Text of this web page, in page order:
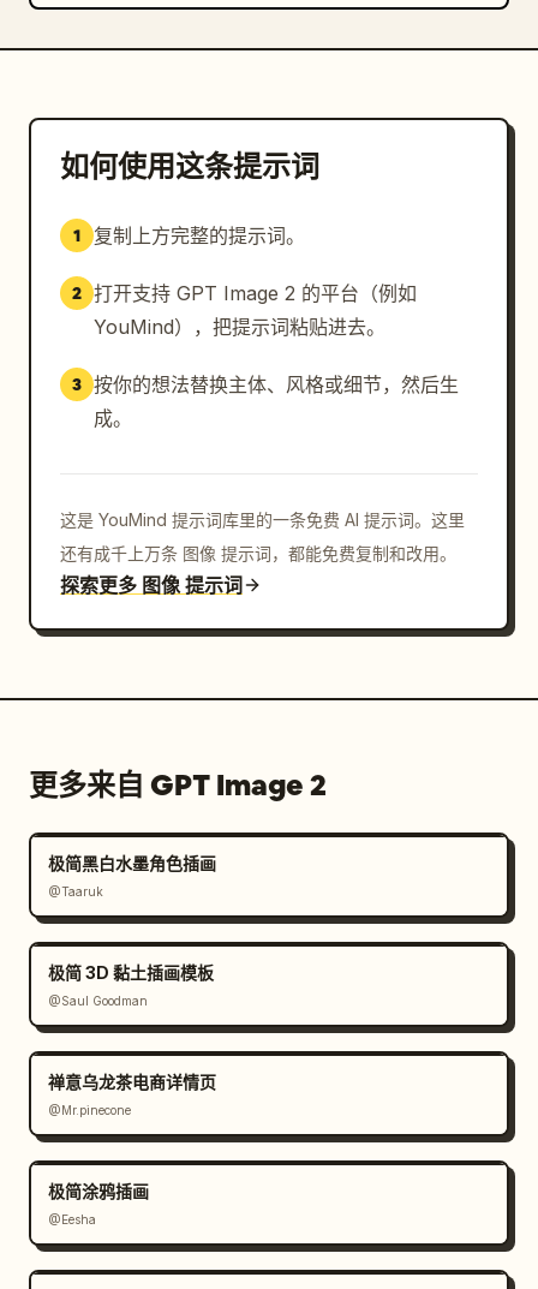
如何使用这条提示词
1 复制上方完整的提示词。
2 打开支持 GPT Image 2 的平台（例如
YouMind），把提示词粘贴进去。
3 按你的想法替换主体、风格或细节，然后生
成。
这是 YouMind 提示词库里的一条免费 AI 提示词。这里
还有成千上万条 图像 提示词，都能免费复制和改用。
探索更多 图像 提示词
更多来自 GPT Image 2
极简黑白水墨角色插画
@Taaruk
极简 3D 黏土插画模板
@Saul Goodman
禅意乌龙茶电商详情页
@Mr.pinecone
极简涂鸦插画
@Eesha